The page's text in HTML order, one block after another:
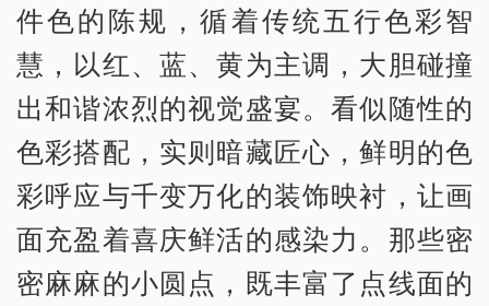
件色的陈规，循着传统五行色彩智
慧，以红、蓝、黄为主调，大胆碰撞
出和谐浓烈的视觉盛宴。看似随性的
色彩搭配，实则暗藏匠心，鲜明的色
彩呼应与千变万化的装饰映衬，让画
面充盈着喜庆鲜活的感染力。那些密
密麻麻的小圆点，既丰富了点线面的